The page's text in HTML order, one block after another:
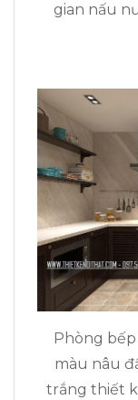
gian nấu
Phòng
màu nâu
trắng thiết